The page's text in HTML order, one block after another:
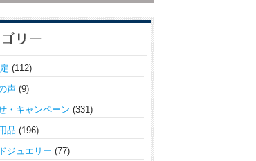
(112)
声 (9)
・キャンペーン (331)
品 (196)
ジュエリー (77)